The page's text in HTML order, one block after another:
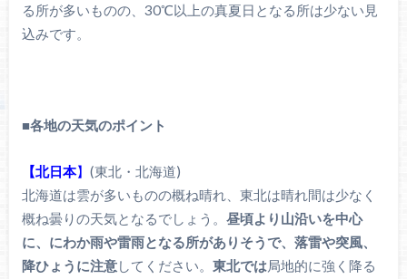
る所が多いものの、30℃以上の真夏日となる所は少ない見
込みです。
■各地の天気のポイント
【北日本】 (東北・北海道)
北海道は雲が多いものの概ね晴れ、東北は晴れ間は少なく
概ね曇りの天気となるでしょう。 昼頃より山沿いを中心
に、にわか雨や雷雨となる所がありそうで、落雷や突風、
降ひょうに注意してください。 東北では局地的に強く降る